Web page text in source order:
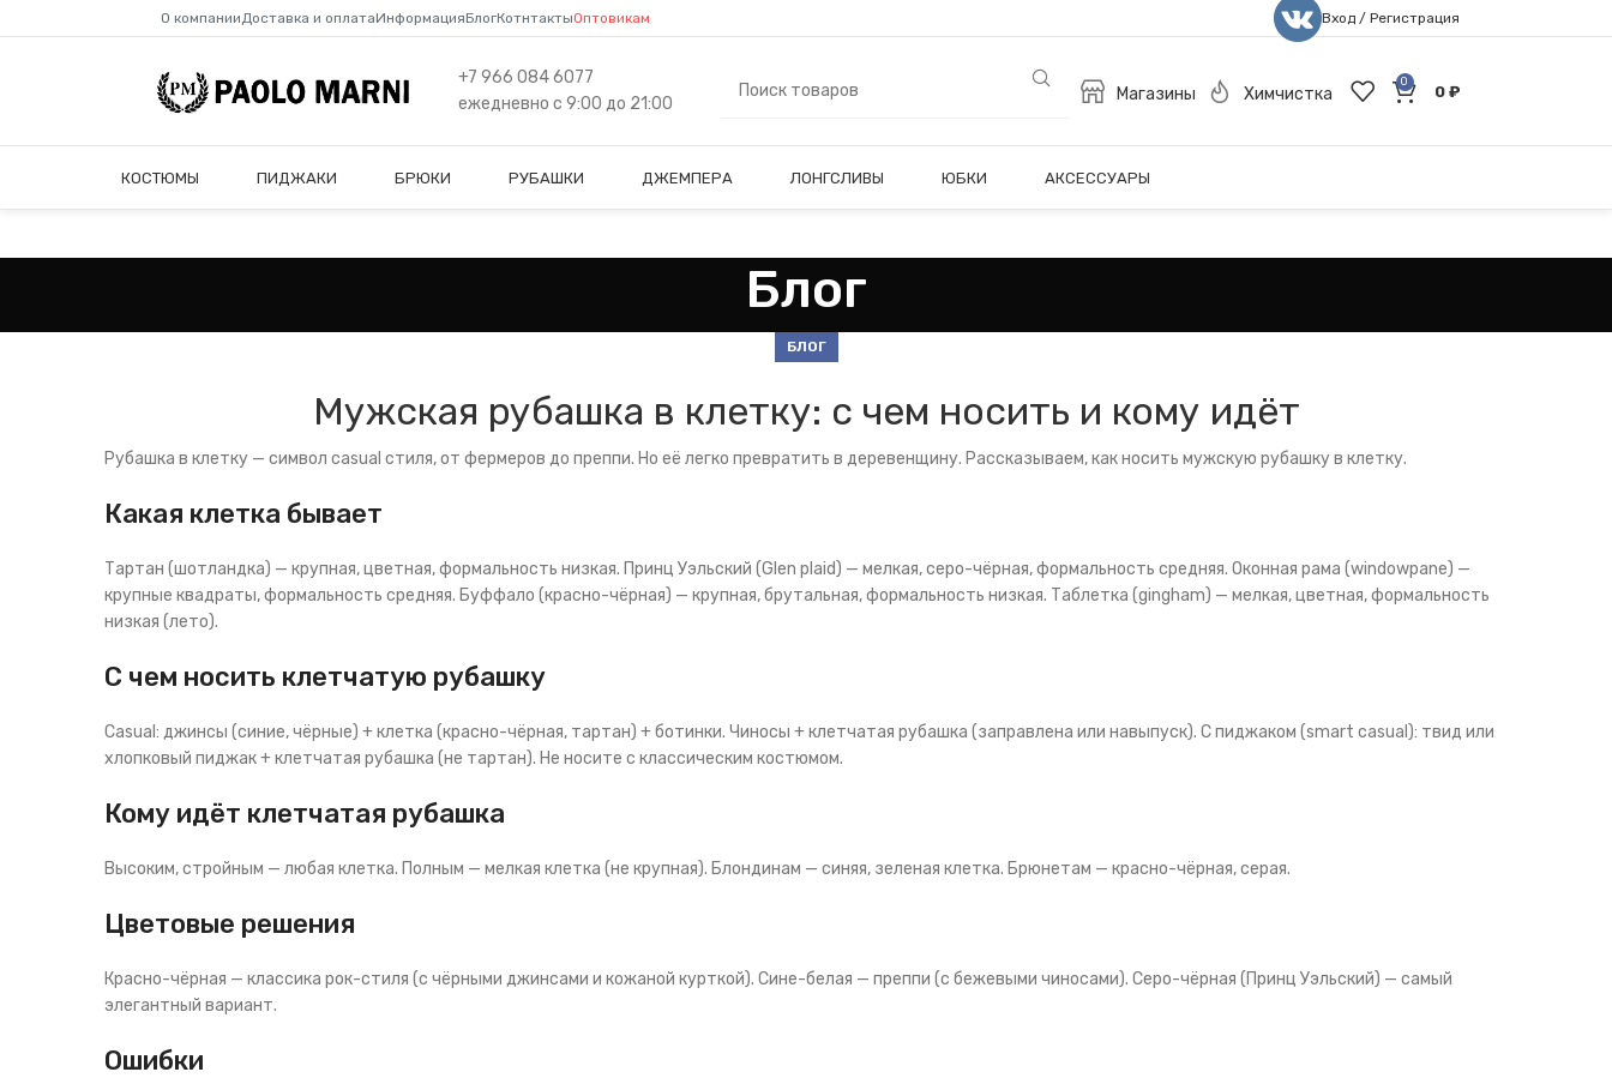
О компанииДоставка и оплатаИнформацияБлогКотнтактыОптовикам Вход / Регистрация
+7 966 084 6077
ежедневно с 9:00 до 21:00
Магазины Химчистка
0
0 ₽
КОСТЮМЫ ПИДЖАКИ БРЮКИ РУБАШКИ ДЖЕМПЕРА ЛОНГСЛИВЫ ЮБКИ АКСЕССУАРЫ
Блог
БЛОГ
Мужская рубашка в клетку: с чем носить и кому идёт
Рубашка в клетку — символ casual стиля, от фермеров до преппи. Но её легко превратить в деревенщину. Рассказываем, как носить мужскую рубашку в клетку.
Какая клетка бывает
Тартан (шотландка) — крупная, цветная, формальность низкая. Принц Уэльский (Glen plaid) — мелкая, серо-чёрная, формальность средняя. Оконная рама (windowpane) —
крупные квадраты, формальность средняя. Буффало (красно-чёрная) — крупная, брутальная, формальность низкая. Таблетка (gingham) — мелкая, цветная, формальность
низкая (лето).
С чем носить клетчатую рубашку
Casual: джинсы (синие, чёрные) + клетка (красно-чёрная, тартан) + ботинки. Чиносы + клетчатая рубашка (заправлена или навыпуск). С пиджаком (smart casual): твид или
хлопковый пиджак + клетчатая рубашка (не тартан). Не носите с классическим костюмом.
Кому идёт клетчатая рубашка
Высоким, стройным — любая клетка. Полным — мелкая клетка (не крупная). Блондинам — синяя, зеленая клетка. Брюнетам — красно-чёрная, серая.
Цветовые решения
Красно-чёрная — классика рок-стиля (с чёрными джинсами и кожаной курткой). Сине-белая — преппи (с бежевыми чиносами). Серо-чёрная (Принц Уэльский) — самый
элегантный вариант.
Ошибки